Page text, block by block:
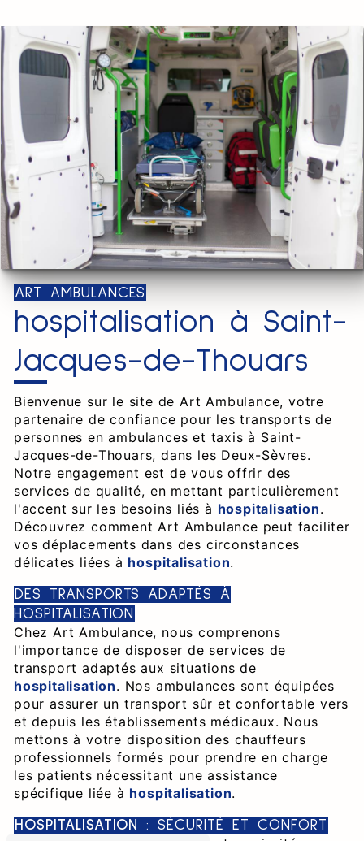
ART AMBULANCES
hospitalisation à Saint-
Jacques-de-Thouars
Bienvenue sur le site de Art Ambulance, votre
partenaire de confiance pour les transports de
personnes en ambulances et taxis à Saint-
Jacques-de-Thouars, dans les Deux-Sèvres.
Notre engagement est de vous offrir des
services de qualité, en mettant particulièrement
l'accent sur les besoins liés à hospitalisation.
Découvrez comment Art Ambulance peut faciliter
vos déplacements dans des circonstances
délicates liées à hospitalisation.
DES TRANSPORTS ADAPTÉS À
HOSPITALISATION
Chez Art Ambulance, nous comprenons
l'importance de disposer de services de
transport adaptés aux situations de
hospitalisation. Nos ambulances sont équipées
pour assurer un transport sûr et confortable vers
et depuis les établissements médicaux. Nous
mettons à votre disposition des chauffeurs
professionnels formés pour prendre en charge
les patients nécessitant une assistance
spécifique liée à hospitalisation.
HOSPITALISATION : SÉCURITÉ ET CONFORT